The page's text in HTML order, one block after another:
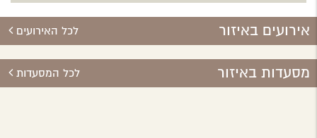
אירועים באיזור לכל האירועים
מסעדות באיזור לכל המסעדות